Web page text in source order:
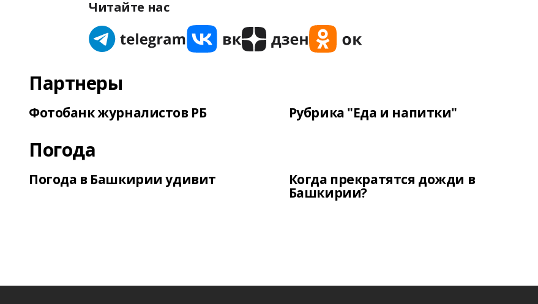
Читайте нас
Партнеры
Фотобанк журналистов РБ Рубрика "Еда и напитки"
Погода
Погода в Башкирии удивит Когда прекратятся дожди в
Башкирии?